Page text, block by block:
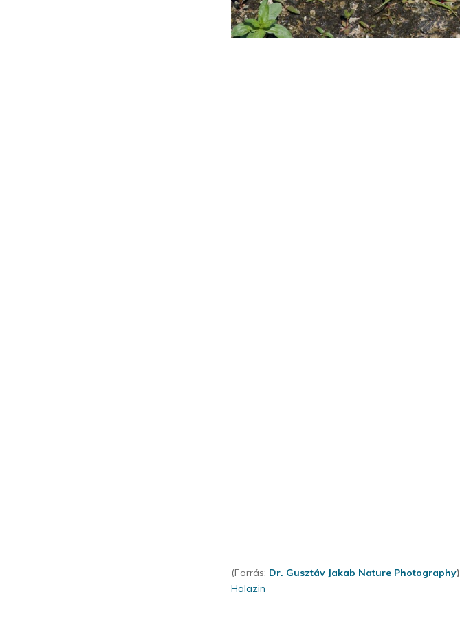
(Forrás: Dr. Gusztáv Jakab Nature Photography)
Halazin